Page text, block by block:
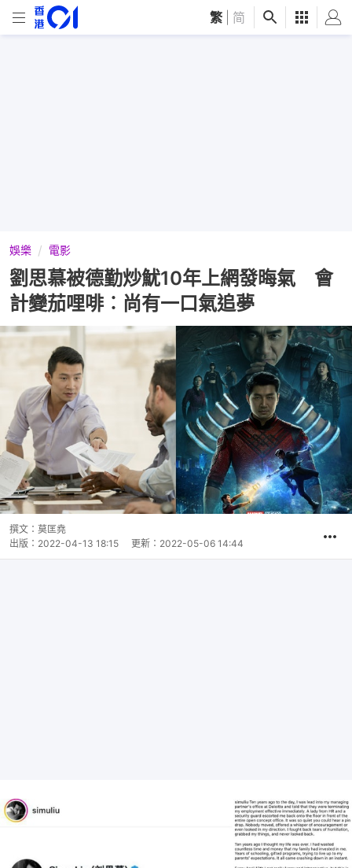
繁 简
娛樂 電影
劉思慕被德勤炒魷10年上網發晦氣 會
計變茄哩啡︰尚有一口氣追夢
撰文： 莫匡堯
出版： 2022-04-13 18:15 更新： 2022-05-06 14:44